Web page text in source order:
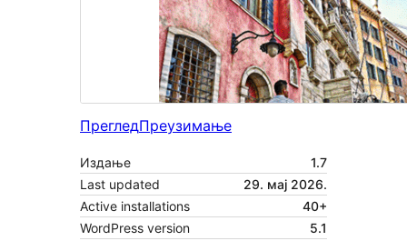
ПрегледПреузимање
Издање
1.7
Last updated
29. мај 2026.
Active installations
40+
WordPress version
5.1